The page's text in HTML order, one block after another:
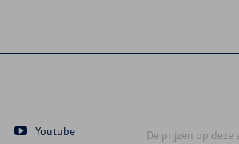
Youtube
De prijzen op